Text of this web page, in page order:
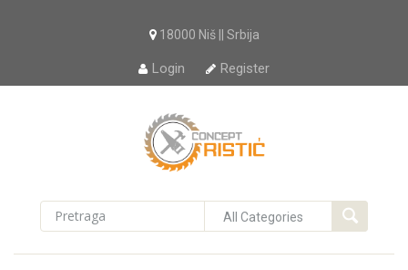
18000 Niš || Srbija
Login Register